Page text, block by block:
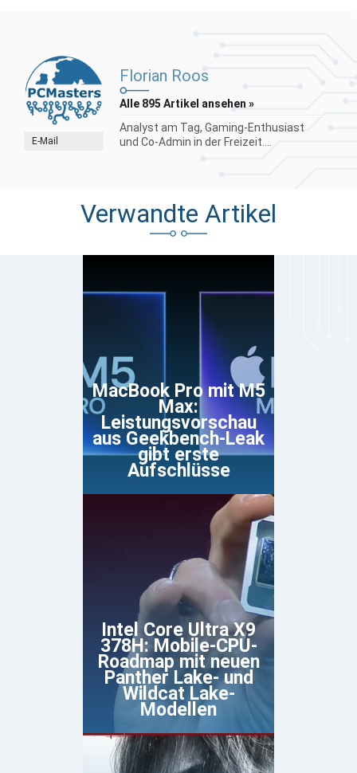
E-Mail
Florian Roos
Alle 895 Artikel ansehen »
Analyst am Tag, Gaming-Enthusiast
und Co-Admin in der Freizeit....
Verwandte Artikel
MacBook Pro mit M5
Max:
Leistungsvorschau
aus Geekbench-Leak
gibt erste
Aufschlüsse
Intel Core Ultra X9
378H: Mobile-CPU-
Roadmap mit neuen
Panther Lake- und
Wildcat Lake-
Modellen